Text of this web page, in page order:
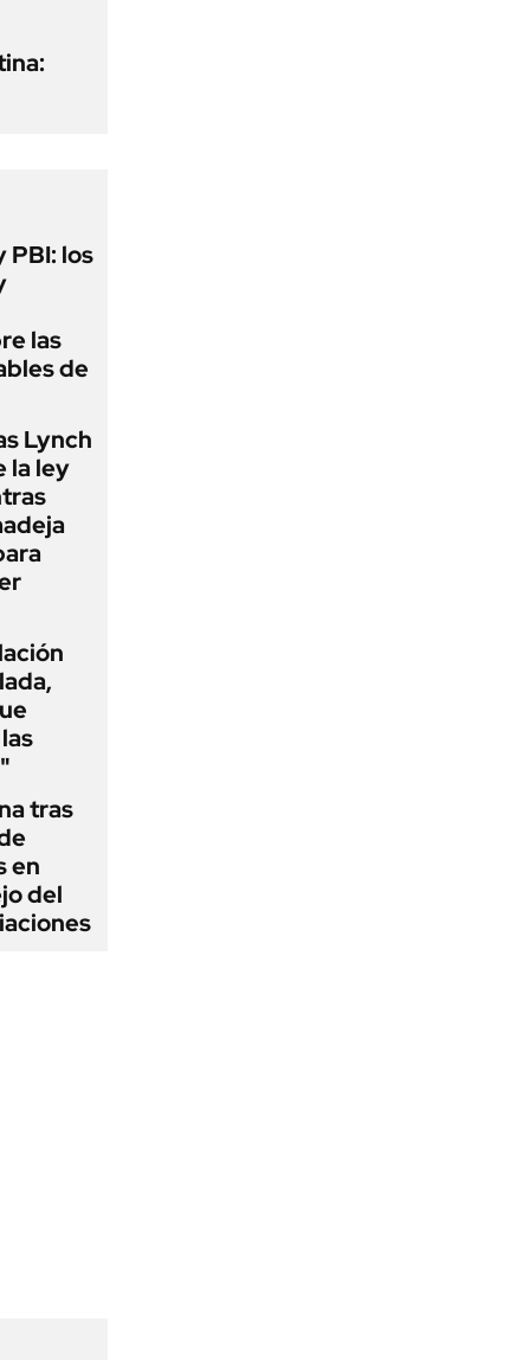
PBI: los
las
de
Lynch
la ley
tras
en
del